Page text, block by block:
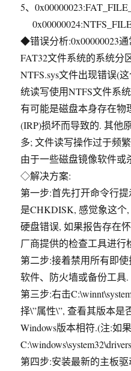
5、
◆错误分析:0x00000023
FAT32文件系统的系统分
NTFS.sys文件出现错误(
统读写使用NTFS文件系
有可能是磁盘本身存在物
(IRP)损坏而导致的. 其他
多; 文件读写操作过于频
由于一些磁盘镜像软件或
◇解决方案:
第一步:首先打开命令行提
是CHKDISK, 感觉象这
硬盘错误, 如果报告存在
厂商提供的检查工具进行
第二步:接着禁用所有即
软件、防火墙或备份工具.
第三步:右击
择\”属性\”, 查看其版本是
Windows版本相符.(注:如
第四步:安装最新的主板